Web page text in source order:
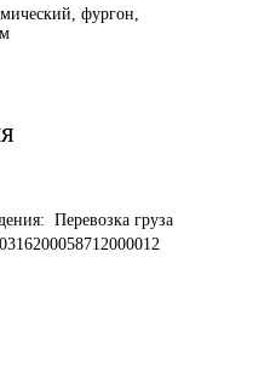
фургон,
Перевозка груза
0316200058712000012